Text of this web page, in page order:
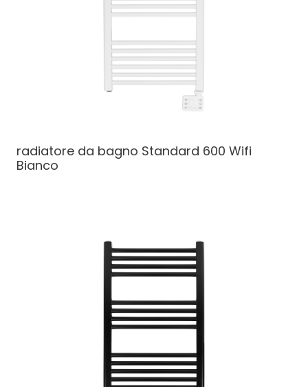
radiatore da bagno Standard 600 Wifi
Bianco